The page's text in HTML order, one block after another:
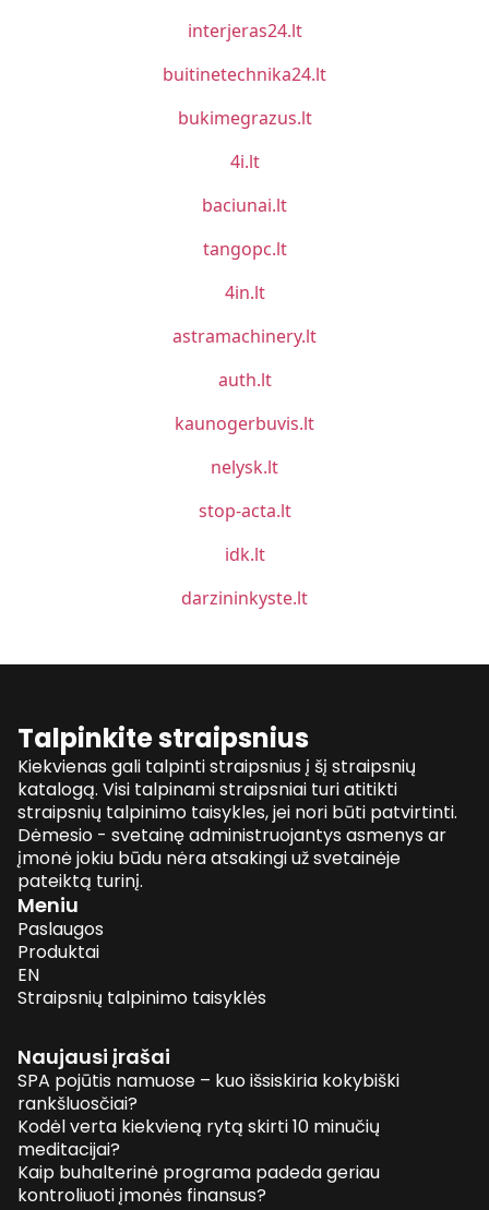
interjeras24.lt
buitinetechnika24.lt
bukimegrazus.lt
4i.lt
baciunai.lt
tangopc.lt
4in.lt
astramachinery.lt
auth.lt
kaunogerbuvis.lt
nelysk.lt
stop-acta.lt
idk.lt
darzininkyste.lt
Talpinkite straipsnius
Kiekvienas gali talpinti straipsnius į šį straipsnių
katalogą. Visi talpinami straipsniai turi atitikti
straipsnių talpinimo taisykles, jei nori būti patvirtinti.
Dėmesio - svetainę administruojantys asmenys ar
įmonė jokiu būdu nėra atsakingi už svetainėje
pateiktą turinį.
Meniu
Paslaugos
Produktai
EN
Straipsnių talpinimo taisyklės
Naujausi įrašai
SPA pojūtis namuose – kuo išsiskiria kokybiški
rankšluosčiai?
Kodėl verta kiekvieną rytą skirti 10 minučių
meditacijai?
Kaip buhalterinė programa padeda geriau
kontroliuoti įmonės finansus?